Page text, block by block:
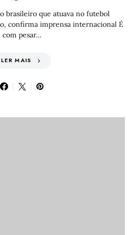
brasileiro que atuava no futebol
confirma imprensa internacional É
com pesar…
LER MAIS